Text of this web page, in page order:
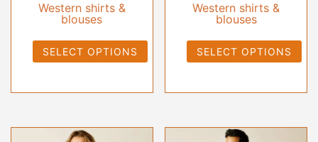
Western shirts &
blouses
SELECT OPTIONS
Western shirts &
blouses
SELECT OPTIONS